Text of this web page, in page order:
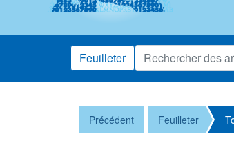
Feuilleter
Précédent Feuilleter